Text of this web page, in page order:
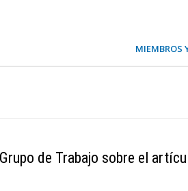
MIEMBROS
de Trabajo sobre el